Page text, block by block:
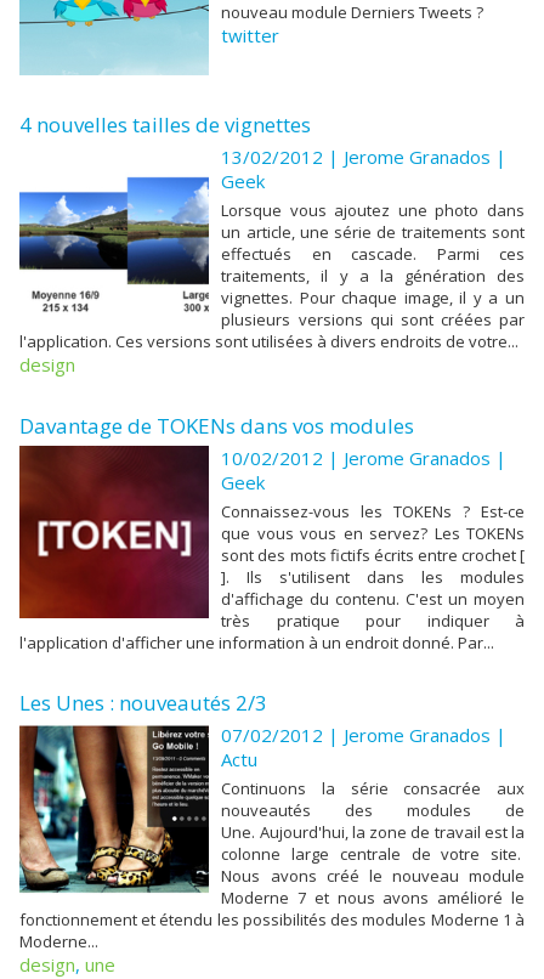
nouveau module Derniers Tweets ?
twitter
4 nouvelles tailles de vignettes
13/02/2012 | Jerome Granados |
Geek
Lorsque vous ajoutez une photo dans
un article, une série de traitements sont
effectués en cascade. Parmi ces
traitements, il y a la génération des
vignettes. Pour chaque image, il y a un
plusieurs versions qui sont créées par
l'application. Ces versions sont utilisées à divers endroits de votre...
design
Davantage de TOKENs dans vos modules
10/02/2012 | Jerome Granados |
Geek
Connaissez-vous les TOKENs ? Est-ce
que vous vous en servez? Les TOKENs
sont des mots fictifs écrits entre crochet [
]. Ils s'utilisent dans les modules
d'affichage du contenu. C'est un moyen
très pratique pour indiquer à
l'application d'afficher une information à un endroit donné. Par...
Les Unes : nouveautés 2/3
07/02/2012 | Jerome Granados |
Actu
Continuons la série consacrée aux
nouveautés des modules de
Une. Aujourd'hui, la zone de travail est la
colonne large centrale de votre site.
Nous avons créé le nouveau module
Moderne 7 et nous avons amélioré le
fonctionnement et étendu les possibilités des modules Moderne 1 à
Moderne...
design, une